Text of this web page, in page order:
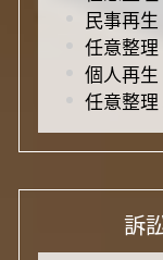
民事再
任意整理
個人再
任意整理
訴